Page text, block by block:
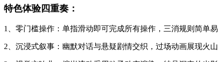
特色体验四重奏：
1、零门槛操作：单指滑动即可完成所有操作，三消规则简单
2、沉浸式叙事：幽默对话与悬疑剧情交织，过场动画展现火